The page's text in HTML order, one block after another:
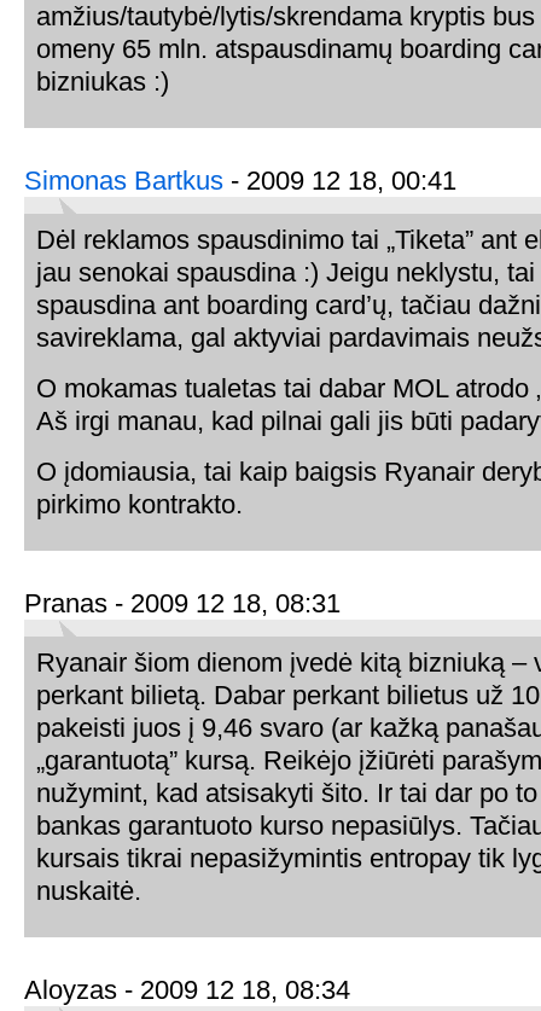
amžius/tautybė/lytis/skrendama kryptis
omeny 65 mln. atspausdinamų boarding
bizniukas :)
Simonas Bartkus - 2009 12 18, 00:41
Dėl reklamos spausdinimo tai „Tiketa” ant
jau senokai spausdina :) Jeigu neklystu, tai
spausdina ant boarding card’ų, tačiau
savireklama, gal aktyviai pardavimais
O mokamas tualetas tai dabar MOL atrodo
Aš irgi manau, kad pilnai gali jis būti
O įdomiausia, tai kaip baigsis Ryanair
pirkimo kontrakto.
Pranas - 2009 12 18, 08:31
Ryanair šiom dienom įvedė kitą bizniuką –
perkant bilietą. Dabar perkant bilietus už
pakeisti juos į 9,46 svaro (ar kažką
„garantuotą” kursą. Reikėjo įžiūrėti
nužymint, kad atsisakyti šito. Ir tai dar po
bankas garantuoto kurso nepasiūlys.
kursais tikrai nepasižymintis entropay tik
nuskaitė.
Aloyzas - 2009 12 18, 08:34